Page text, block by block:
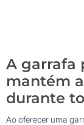
A garrafa
mantém
durante
Ao oferecer uma